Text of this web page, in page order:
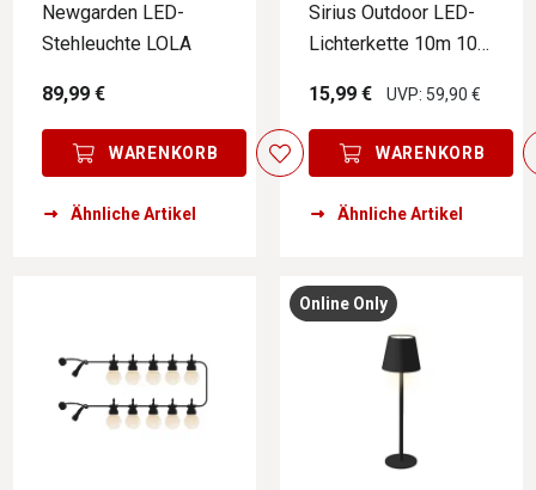
Newgarden LED-
Stehleuchte LOLA
89,99 €
WARENKORB
Ähnliche Artikel
Sirius Outdoor LED-
Lichterkette 10m 10
LUKE
15,99 € UVP: 59,90 €
WARENKORB
Ähnliche Artikel
Online Only